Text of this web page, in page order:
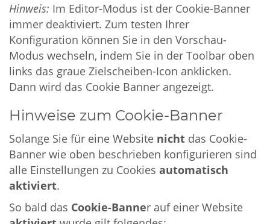
Hinweis: Im Editor-Modus ist der Cookie-Banner
immer deaktiviert. Zum testen Ihrer
Konfiguration können Sie in den Vorschau-
Modus wechseln, indem Sie in der Toolbar oben
links das graue Zielscheiben-Icon anklicken.
Dann wird das Cookie Banner angezeigt.
Hinweise zum Cookie-Banner
Solange Sie für eine Website nicht das Cookie-
Banner wie oben beschrieben konfigurieren sind
alle Einstellungen zu Cookies automatisch
aktiviert.
So bald das Cookie-Banner auf einer Website